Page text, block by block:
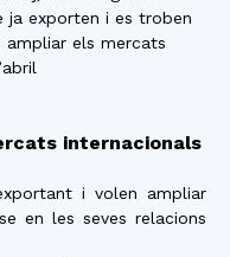
ja exporten i es troben
els mercats
internacionals
i volen ampliar
en les seves relacions